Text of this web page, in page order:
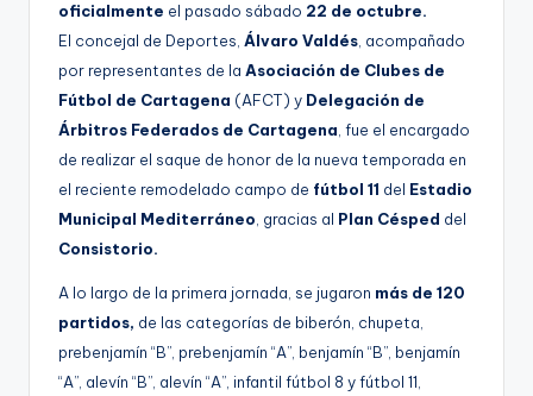
oficialmente el pasado sábado 22 de octubre.
El concejal de Deportes, Álvaro Valdés, acompañado
por representantes de la Asociación de Clubes de
Fútbol de Cartagena (AFCT) y Delegación de
Árbitros Federados de Cartagena, fue el encargado
de realizar el saque de honor de la nueva temporada en
el reciente remodelado campo de fútbol 11 del Estadio
Municipal Mediterráneo, gracias al Plan Césped del
Consistorio.
A lo largo de la primera jornada, se jugaron más de 120
partidos, de las categorías de biberón, chupeta,
prebenjamín “B”, prebenjamín “A”, benjamín “B”, benjamín
“A”, alevín “B”, alevín “A”, infantil fútbol 8 y fútbol 11,